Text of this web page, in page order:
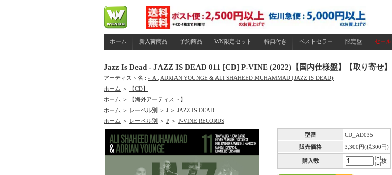
ホーム 新入荷商品 予約商品 WN限定セット 特典付き ベストセラー 限定盤 セール
Jazz Is Dead - JAZZ IS DEAD 011 [CD] P-VINE (2022)【国内仕様盤】【取り寄せ】
アーティスト名 : » A
ADRIAN YOUNGE & ALI SHAHEED MUHAMMAD (JAZZ IS DEAD)
ホーム ＞
【CD】
ホーム ＞
【海外アーティスト】
ホーム ＞ レーベル別 ＞ J ＞ JAZZ IS DEAD
ホーム ＞ レーベル別 ＞ P ＞ P-VINE RECORDS
型番
CD_AD035
販売価格
3,300円(税300円)
購入数 枚